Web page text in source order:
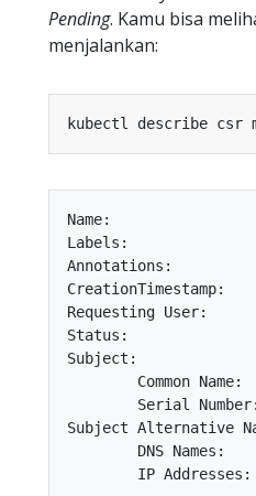
Pending. Kamu bisa
menjalankan:
Name:
Labels:
Annotations:
CreationTimestamp:
Requesting User:
Status:
Subject:
Common Name:
        Serial Number:
Subject Alternative
DNS Names:
IP